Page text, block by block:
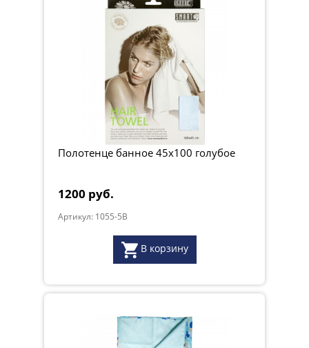
Полотенце банное 45х100 голубое
1200 руб.
Артикул: 1055-5B
В корзину